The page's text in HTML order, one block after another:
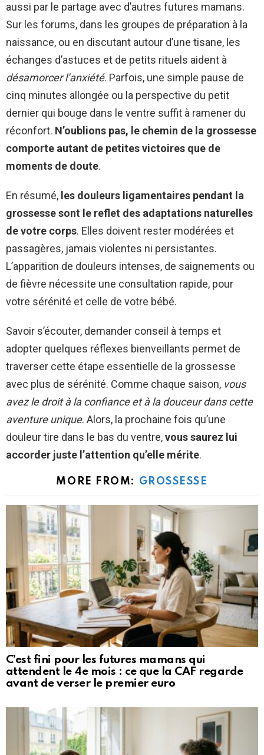
aussi par le partage avec d’autres futures mamans.
Sur les forums, dans les groupes de préparation à la
naissance, ou en discutant autour d’une tisane, les
échanges d’astuces et de petits rituels aident à
désamorcer l’anxiété. Parfois, une simple pause de
cinq minutes allongée ou la perspective du petit
dernier qui bouge dans le ventre suffit à ramener du
réconfort. N’oublions pas, le chemin de la grossesse
comporte autant de petites victoires que de
moments de doute.
En résumé, les douleurs ligamentaires pendant la
grossesse sont le reflet des adaptations naturelles
de votre corps. Elles doivent rester modérées et
passagères, jamais violentes ni persistantes.
L’apparition de douleurs intenses, de saignements ou
de fièvre nécessite une consultation rapide, pour
votre sérénité et celle de votre bébé.
Savoir s’écouter, demander conseil à temps et
adopter quelques réflexes bienveillants permet de
traverser cette étape essentielle de la grossesse
avec plus de sérénité. Comme chaque saison, vous
avez le droit à la confiance et à la douceur dans cette
aventure unique. Alors, la prochaine fois qu’une
douleur tire dans le bas du ventre,vous saurez lui
accorder juste l’attention qu’elle mérite.
MORE FROM: GROSSESSE
C’est fini pour les futures mamans qui
attendent le 4e mois : ce que la CAF regarde
avant de verser le premier euro